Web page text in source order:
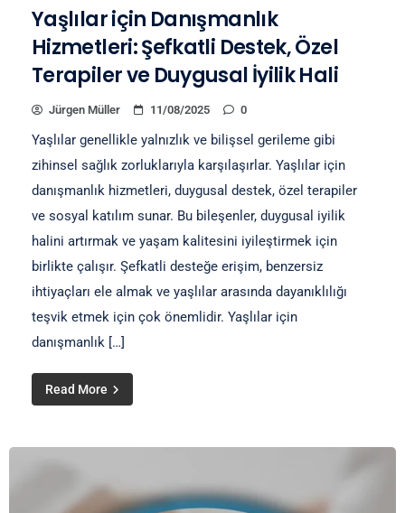
Yaşlılar için Danışmanlık
Hizmetleri: Şefkatli Destek, Özel
Terapiler ve Duygusal İyilik Hali
Jürgen Müller 11/08/2025 0
Yaşlılar genellikle yalnızlık ve bilişsel gerileme gibi
zihinsel sağlık zorluklarıyla karşılaşırlar. Yaşlılar için
danışmanlık hizmetleri, duygusal destek, özel terapiler
ve sosyal katılım sunar. Bu bileşenler, duygusal iyilik
halini artırmak ve yaşam kalitesini iyileştirmek için
birlikte çalışır. Şefkatli desteğe erişim, benzersiz
ihtiyaçları ele almak ve yaşlılar arasında dayanıklılığı
teşvik etmek için çok önemlidir. Yaşlılar için
danışmanlık […]
Read More